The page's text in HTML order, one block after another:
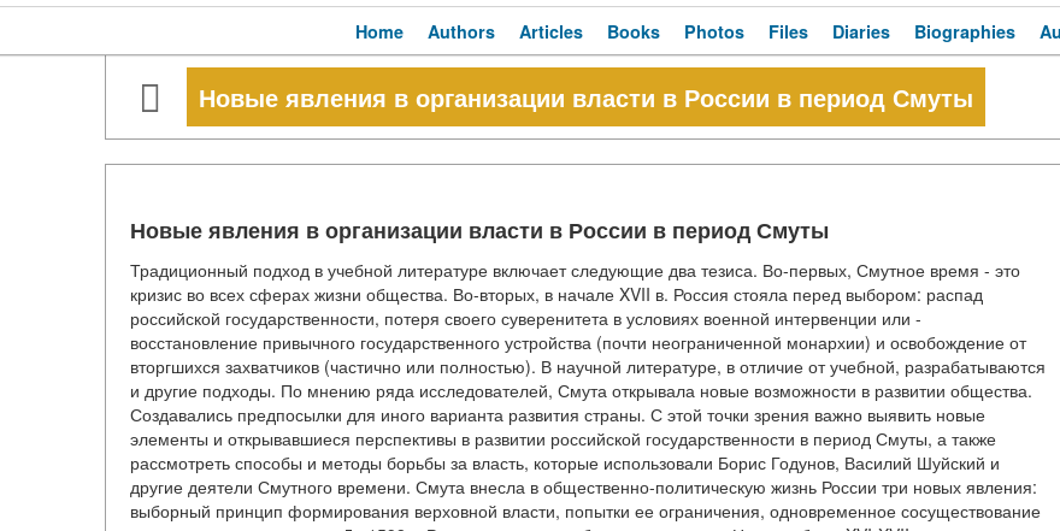
Home Authors Articles Books Photos Files Diaries Biographies
Новые явления в организации власти в России в период Смуты
Новые явления в организации власти в России в период Смуты
Традиционный подход в учебной литературе включает следующие два тезиса. Во-первых, Смутное время - это
кризис во всех сферах жизни общества. Во-вторых, в начале XVII в. Россия стояла перед выбором: распад
российской государственности, потеря своего суверенитета в условиях военной интервенции или -
восстановление привычного государственного устройства (почти неограниченной монархии) и освобождение от
вторгшихся захватчиков (частично или полностью). В научной литературе, в отличие от учебной, разрабатываются
и другие подходы. По мнению ряда исследователей, Смута открывала новые возможности в развитии общества.
Создавались предпосылки для иного варианта развития страны. С этой точки зрения важно выявить новые
элементы и открывавшиеся перспективы в развитии российской государственности в период Смуты, а также
рассмотреть способы и методы борьбы за власть, которые использовали Борис Годунов, Василий Шуйский и
другие деятели Смутного времени. Смута внесла в общественно-политическую жизнь России три новых явления:
выборный принцип формирования верховной власти, попытки ее ограничения, одновременное сосуществование